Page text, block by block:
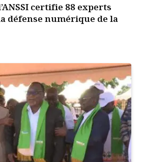
certifie 88 experts
défense numérique de la